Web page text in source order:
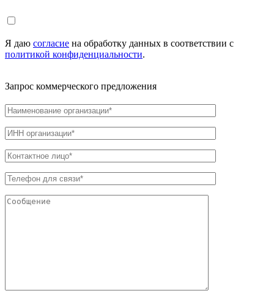
Я даю согласие на обработку данных в соответствии с
политикой конфиденциальности.
Запрос коммерческого предложения